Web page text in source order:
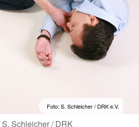
Foto: S. Schleicher / DRK e.V.
S. Schleicher / DRK